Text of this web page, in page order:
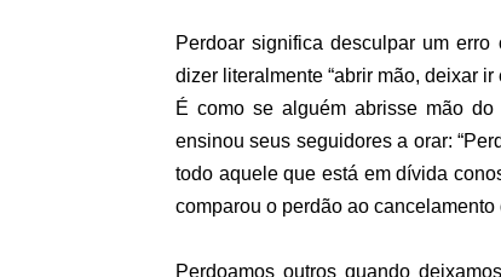
Perdoar significa desculpar um
dizer literalmente “abrir mão, deixar ir
É como se alguém abrisse mão
ensinou seus seguidores a orar:
todo aquele que está em dívida
comparou o perdão ao cancelamento
Perdoamos outros quando